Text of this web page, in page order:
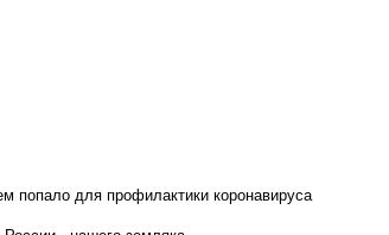
попало для профилактики коронавируса